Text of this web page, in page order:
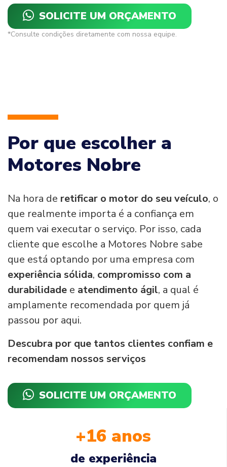
SOLICITE UM ORÇAMENTO
*Consulte condições diretamente com nossa equipe.
Por que escolher a
Motores Nobre
Na hora de retificar o motor do seu veículo, o
que realmente importa é a confiança em
quem vai executar o serviço. Por isso, cada
cliente que escolhe a Motores Nobre sabe
que está optando por uma empresa com
experiência sólida, compromisso com a
durabilidade e atendimento ágil, a qual é
amplamente recomendada por quem já
passou por aqui.
Descubra por que tantos clientes confiam e
recomendam nossos serviços
SOLICITE UM ORÇAMENTO
+16 anos
de experiência